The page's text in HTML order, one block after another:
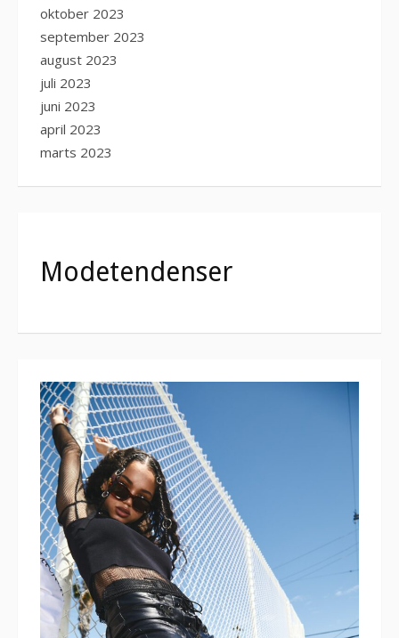
oktober 2023
september 2023
august 2023
juli 2023
juni 2023
april 2023
marts 2023
Modetendenser